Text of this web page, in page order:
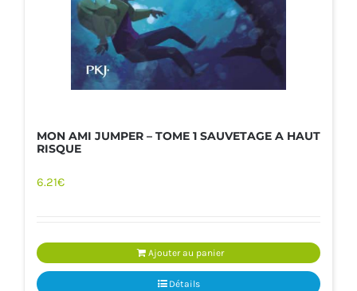
MON AMI JUMPER – TOME 1 SAUVETAGE A HAUT
RISQUE
6.21€
Ajouter au panier
Détails